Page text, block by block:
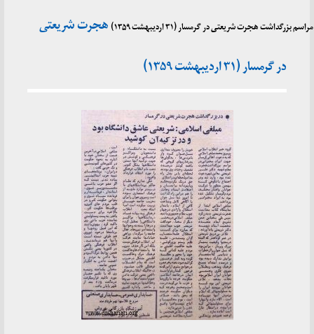
مراسم بزرگداشت هجرت شریعتی در گرمسار (۳۱ اردیبهشت ۱۳۵۹)
هجرت شریعتی
در گرمسار (۳۱ اردیبهشت ۱۳۵۹)